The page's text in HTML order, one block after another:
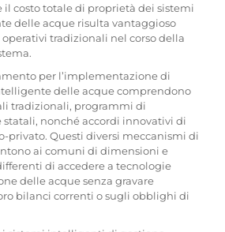
costo totale di proprietà dei sistemi
delle acque risulta vantaggioso
tradizionali nel corso della
per l’implementazione di
delle acque comprendono
tradizionali, programmi di
statali, nonché accordi innovativi di
privato. Questi diversi meccanismi di
ai comuni di dimensioni e
di accedere a tecnologie
delle acque senza gravare
bilanci correnti o sugli obblighi di